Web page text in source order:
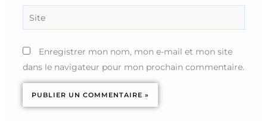
Site
Enregistrer mon nom, mon e-mail et mon site
dans le navigateur pour mon prochain commentaire.